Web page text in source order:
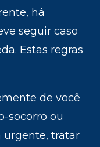
há
seguir caso
Estas regras
de você
socorro ou
urgente, tratar